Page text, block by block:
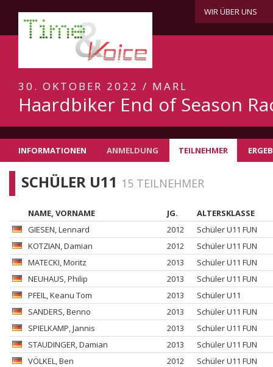
WIR ÜBER UNS
30. OKTOBER 2022 / MARL
Haardbiker End of Season
INFORMATIONEN ANMELDUNG TEILNEHMER
SCHÜLER U11 15 TEILNEHMER
NAME, VORNAME JG.
ALTERSKLASSE
GIESEN, Lennard 2012
Schüler U11 FUN
KOTZIAN, Damian 2012
Schüler U11 FUN
MATECKI, Moritz 2013
Schüler U11 FUN
NEUHAUS, Philip 2013
Schüler U11 FUN
PFEIL, Keanu Tom 2013
Schüler U11
SANDERS, Benno 2013
Schüler U11 FUN
SPIELKAMP, Jannis 2013
Schüler U11 FUN
STAUDINGER, Damian 2013
Schüler U11 FUN
VÖLKEL, Ben 2012
Schüler U11 FUN